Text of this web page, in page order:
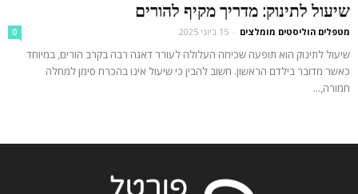
שיעול לתינוק: מדריך מקיף להורים
מטפלים הוליסטים מומלצים - 15 ביוני 2025 0
שיעול לתינוק הוא תופעה שכיחה העלולה לעורר דאגה רבה בקרב הורים, במיוחד
כאשר מדובר בילדם הראשון. חשוב להבין כי שיעול אינו בהכרח סימן למחלה
חמורה,...